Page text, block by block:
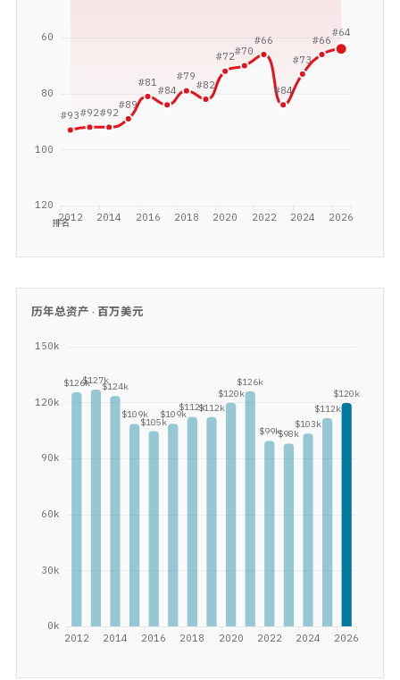
历年总资产 · 百万美元